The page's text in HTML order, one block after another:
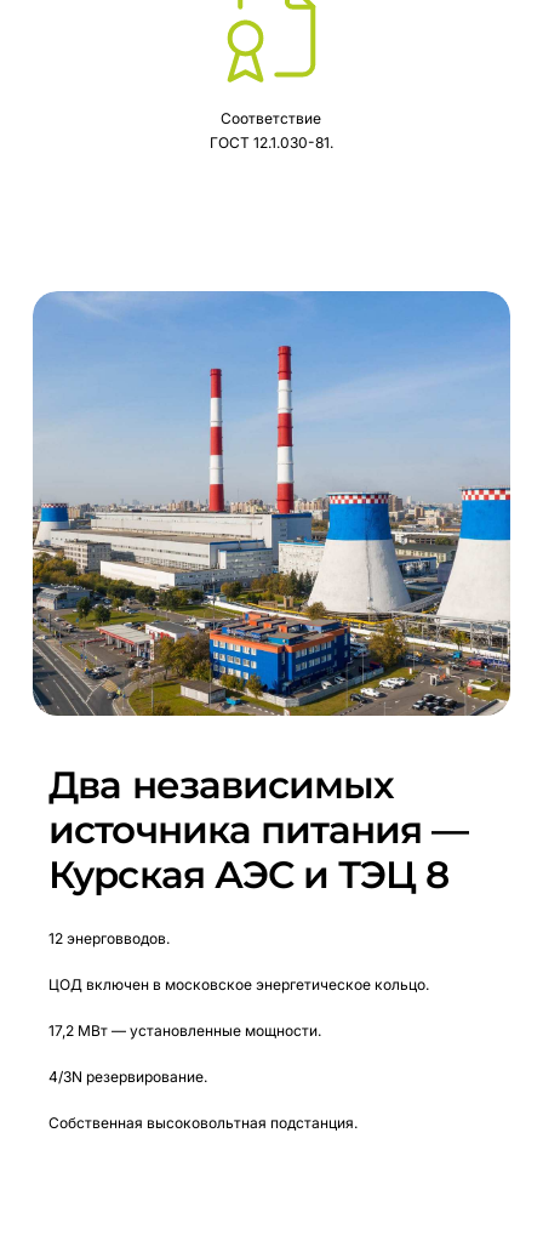
Соответствие
ГОСТ 12.1.030-81.
Два независимых
источника питания —
Курская АЭС и ТЭЦ 8
12 энерговводов.
ЦОД включен в московское энергетическое кольцо.
17,2 МВт — установленные мощности.
4/3N резервирование.
Собственная высоковольтная подстанция.